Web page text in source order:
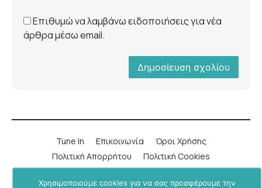
Επιθυμώ να λαμβάνω ειδοποιήσεις για νέα
άρθρα μέσω email.
Tune In Επικοινωνία
Όροι Χρήσης
Πολιτική Απορρήτου
Πολιτική Cookies
Χρησιμοποιούμε cookies για να σας προσφέρουμε την